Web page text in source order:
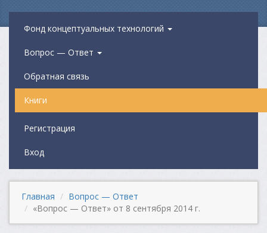
Фонд концептуальных технологий
Вопрос — Ответ
Обратная связь
Книги
Регистрация
Вход
Главная
Вопрос — Ответ
«Вопрос — Ответ» от 8 сентября 2014 г.